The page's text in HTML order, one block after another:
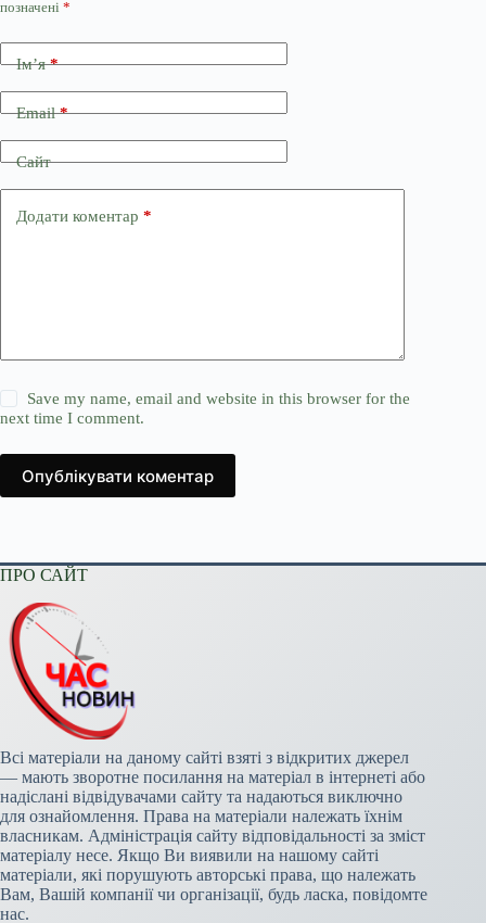
позначені *
Ім’я*
Email*
Сайт
Додати коментар *
Save my name, email and website in this browser for the
next time I comment.
Опублікувати коментар
ПРО САЙТ
Всі матеріали на даному сайті взяті з відкритих джерел
— мають зворотне посилання на матеріал в інтернеті або
надіслані відвідувачами сайту та надаються виключно
для ознайомлення. Права на матеріали належать їхнім
власникам. Адміністрація сайту відповідальності за зміст
матеріалу несе. Якщо Ви виявили на нашому сайті
матеріали, які порушують авторські права, що належать
Вам, Вашій компанії чи організації, будь ласка, повідомте
нас.